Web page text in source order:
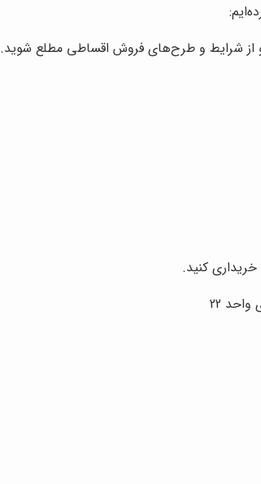
از شرایط و طرح‌های فروش اقساطی مطلع شوید.
خریداری کنید.
22